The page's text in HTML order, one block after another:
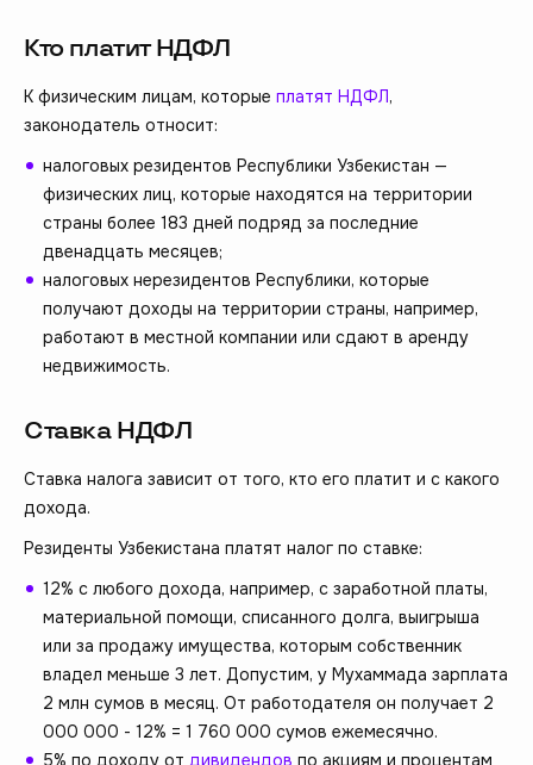
Кто платит НДФЛ
К физическим лицам, которые платят НДФЛ,
законодатель относит:
налоговых резидентов Республики Узбекистан —
физических лиц, которые находятся на территории
страны более 183 дней подряд за последние
двенадцать месяцев;
налоговых нерезидентов Республики, которые
получают доходы на территории страны, например,
работают в местной компании или сдают в аренду
недвижимость.
Ставка НДФЛ
Ставка налога зависит от того, кто его платит и с какого
дохода.
Резиденты Узбекистана платят налог по ставке:
12% с любого дохода, например, с заработной платы,
материальной помощи, списанного долга, выигрыша
или за продажу имущества, которым собственник
владел меньше 3 лет. Допустим, у Мухаммада зарплата
2 млн сумов в месяц. От работодателя он получает 2
000 000 - 12% = 1 760 000 сумов ежемесячно.
5% по доходу от дивидендов по акциям и процентам